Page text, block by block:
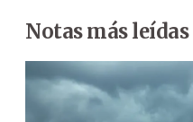
Notas más leídas